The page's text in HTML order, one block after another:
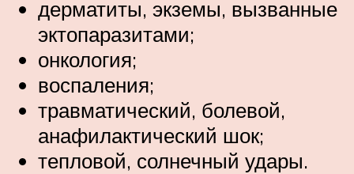
дерматиты, экземы, вызванные
эктопаразитами;
онкология;
воспаления;
травматический, болевой,
анафилактический шок;
тепловой, солнечный удары.